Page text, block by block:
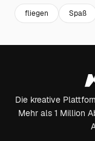
fliegen Spaß
Die kreative
Mehr als 1 Million